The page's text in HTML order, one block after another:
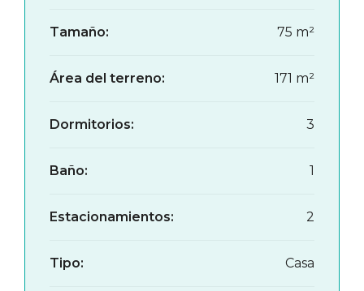
Tamaño: 75 m²
Área del terreno: 171 m²
Dormitorios: 3
Baño: 1
Estacionamientos: 2
Tipo: Casa